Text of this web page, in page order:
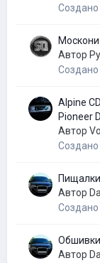
Создано
Москони
Автор
Создано
Alpine
Pioneer
Автор
Создано
Автор
Создано
Автор